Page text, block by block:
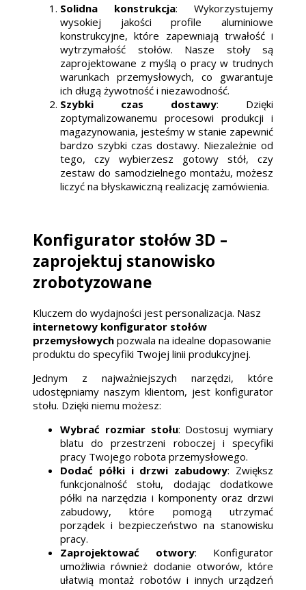
Solidna konstrukcja: Wykorzystujemy
wysokiej jakości profile aluminiowe
konstrukcyjne, które zapewniają trwałość i
wytrzymałość stołów. Nasze stoły są
zaprojektowane z myślą o pracy w trudnych
warunkach przemysłowych, co gwarantuje
ich długą żywotność i niezawodność.
Szybki czas dostawy: Dzięki
zoptymalizowanemu procesowi produkcji i
magazynowania, jesteśmy w stanie zapewnić
bardzo szybki czas dostawy. Niezależnie od
tego, czy wybierzesz gotowy stół, czy
zestaw do samodzielnego montażu, możesz
liczyć na błyskawiczną realizację zamówienia.
Konfigurator stołów 3D –
zaprojektuj stanowisko
zrobotyzowane
Kluczem do wydajności jest personalizacja. Nasz
internetowy konfigurator stołów
przemysłowych pozwala na idealne dopasowanie
produktu do specyfiki Twojej linii produkcyjnej.
Jednym z najważniejszych narzędzi, które
udostępniamy naszym klientom, jest konfigurator
stołu. Dzięki niemu możesz:
Wybrać rozmiar stołu: Dostosuj wymiary
blatu do przestrzeni roboczej i specyfiki
pracy Twojego robota przemysłowego.
Dodać półki i drzwi zabudowy: Zwiększ
funkcjonalność stołu, dodając dodatkowe
półki na narzędzia i komponenty oraz drzwi
zabudowy, które pomogą utrzymać
porządek i bezpieczeństwo na stanowisku
pracy.
Zaprojektować otwory: Konfigurator
umożliwia również dodanie otworów, które
ułatwią montaż robotów i innych urządzeń